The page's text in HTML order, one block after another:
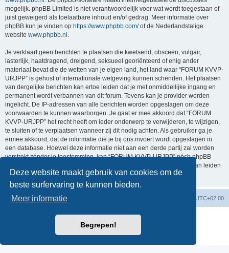
Deze website maakt gebruik van cookies om de
beste surfervaring te kunnen bieden.
Meer informatie
Begrepen!
mogelijk. phpBB Limited is niet verantwoordelijk voor wat wordt toegestaan of
juist geweigerd als toelaatbare inhoud en/of gedrag. Meer informatie over
phpBB kun je vinden op https://www.phpbb.com/of de Nederlandstalige
website www.phpbb.nl .
Je verklaart geen berichten te plaatsen die kwetsend, obsceen, vulgair,
lasterlijk, haatdragend, dreigend, seksueel georiënteerd of enig ander
materiaal bevat die de wetten van je eigen land, het land waar “FORUM KVVP-
URJPP” is gehost of internationale wetgeving kunnen schenden. Het plaatsen
van dergelijke berichten kan ertoe leiden dat je met onmiddellijke ingang en
permanent wordt verbannen van dit forum. Tevens kan je provider worden
ingelicht. De IP-adressen van alle berichten worden opgeslagen om deze
voorwaarden te kunnen waarborgen. Je gaat er mee akkoord dat “FORUM
KVVP-URJPP” het recht heeft om ieder onderwerp te verwijderen, te wijzigen,
te sluiten of te verplaatsen wanneer zij dit nodig achten. Als gebruiker ga je
ermee akkoord, dat de informatie die je bij ons invoert wordt opgeslagen in
een database. Hoewel deze informatie niet aan een derde partij zal worden
verstrekt zónder je toestemming, kan “FORUM KVVP-URJPP” nóch phpBB
verantwoordelijk worden gehouden voor een hackpoging die ertoe kan leiden
dat de gegevens vrijkomen.
Forumoverzicht UTC+02:00
Powered byphpBB® Forum Software © phpBB Limited
Nederlandse vertaling door
Privacy|Gebruikersvoorwaarden